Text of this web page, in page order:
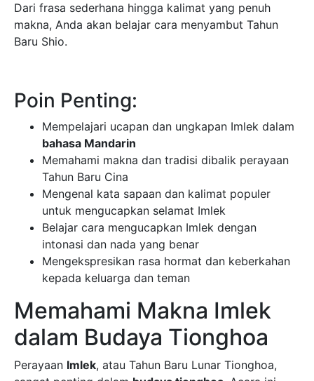
Dari frasa sederhana hingga kalimat yang penuh
makna, Anda akan belajar cara menyambut Tahun
Baru Shio.
Poin Penting:
Mempelajari ucapan dan ungkapan Imlek dalam
bahasa Mandarin
Memahami makna dan tradisi dibalik perayaan
Tahun Baru Cina
Mengenal kata sapaan dan kalimat populer
untuk mengucapkan selamat Imlek
Belajar cara mengucapkan Imlek dengan
intonasi dan nada yang benar
Mengekspresikan rasa hormat dan keberkahan
kepada keluarga dan teman
Memahami Makna Imlek
dalam Budaya Tionghoa
Perayaan Imlek, atau Tahun Baru Lunar Tionghoa,